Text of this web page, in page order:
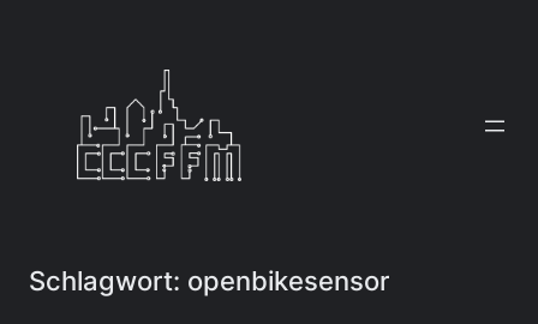
Schlagwort: openbikesensor